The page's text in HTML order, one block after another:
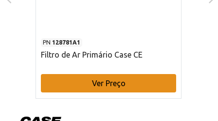
PN 128781A1
Filtro de Ar Primário Case CE
Ver Preço